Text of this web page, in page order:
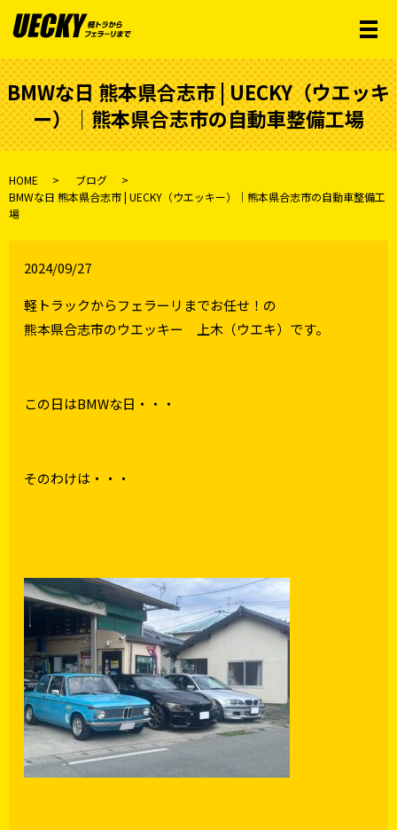
メ
BMWな日 熊本県合志市 | UECKY（ウエッキ
ー）│熊本県合志市の自動車整備工場
HOME
ブログ
BMWな日 熊本県合志市 | UECKY（ウエッキー）│熊本県合志市の自動車整備工
場
2024/09/27
軽トラックからフェラーリまでお任せ！の
熊本県合志市のウエッキー 上木（ウエキ）です。
この日はBMWな日・・・
そのわけは・・・